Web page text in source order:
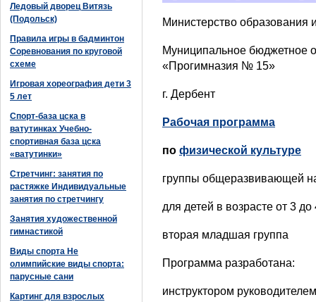
Ледовый дворец Витязь
(Подольск)
Правила игры в бадминтон
Соревнования по круговой
схеме
Игровая хореография дети 3
5 лет
Спорт-база цска в
ватутинках Учебно-
спортивная база цска
«ватутинки»
Стретчинг: занятия по
растяжке Индивидуальные
занятия по стретчингу
Занятия художественной
гимнастикой
Виды спорта Не
олимпийские виды спорта:
парусные сани
Картинг для взрослых
Министерство образования
Муниципальное бюджетное
«Прогимназия № 15»
г. Дербент
Рабочая программа
по физической культуре
группы общеразвивающей
для детей в возрасте от 3 до
вторая младшая группа
Программа разработана:
инструктором